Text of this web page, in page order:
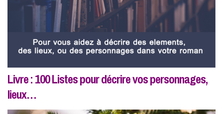
Livre : 100 Listes pour décrire vos personnages,
lieux…